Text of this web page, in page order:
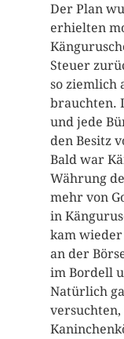
Der Plan
erhielten
Steuer
so ziemlich
brauchten.
und jede
den Besitz
Bald war
Währung
mehr von
in
kam
an der
im Bordell
Natürlich